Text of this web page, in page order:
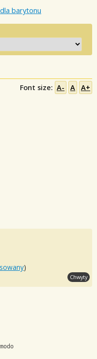
barytonu
Font size: A- A A+
)
Chwyty